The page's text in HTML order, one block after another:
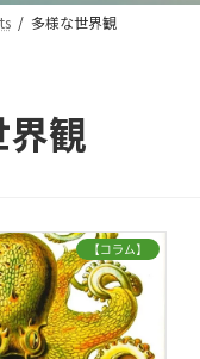
多様な世界観
観
【コラム】